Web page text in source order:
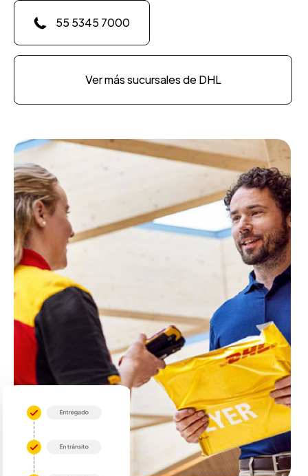
55 5345 7000
Ver más sucursales de DHL